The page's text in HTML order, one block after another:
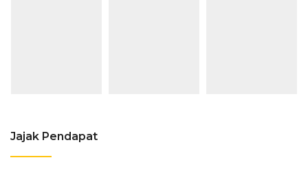
Jajak Pendapat